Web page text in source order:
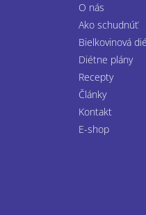
O nás
Ako schudnúť
Bielkovinová
Diétne plány
Recepty
Články
Kontakt
E-shop